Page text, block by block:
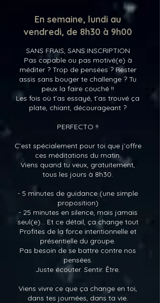
En semaine, lundi au
vendredi, de 8h30 à 9h00
SANS FRAIS, SANS INSCRIPTION
Pas capable ou pas motivé(e) à
méditer ? Trop de pensées ? Rester
assis sans bouger te challenge ? Tu
peux la faire couché !!
Les fois où t’as essayé, t’as trouvé ça
plate, chiant, décourageant ?
PERFECTO !!
C’est spécialement pour toi que j’offre
ces méditations du matin.
Viens quand tu veux, gratuitement,
tous les jours à 8h30.
- 5 minutes de guidance (une simple
proposition)
- 25 minutes en silence, mais jamais
seul(e)... Et ce détail, ça change tout
Profites de la force intentionnelle et
présentielle du groupe.
Pas besoin de se battre contre nos
pensées.
Juste écouter. Sentir. Être.
Viens vivre ce que ça change en toi,
dans tes journées, dans ta vie.